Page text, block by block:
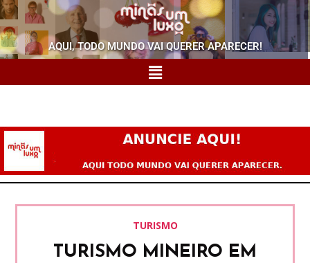
AQUI, TODO MUNDO VAI QUERER APARECER!
TURISMO
TURISMO MINEIRO EM